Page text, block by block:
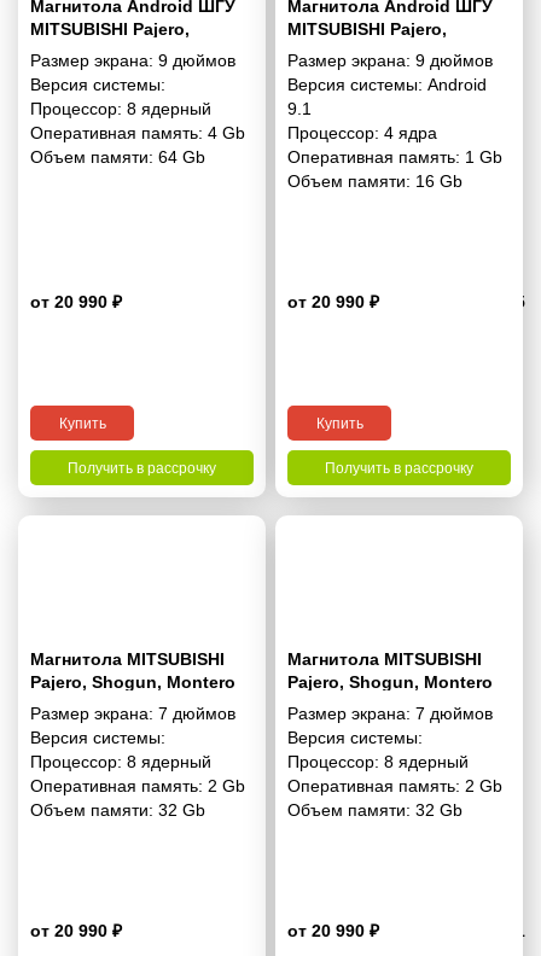
Магнитола Android ШГУ
MITSUBISHI Pajero,
Shogun, Montero 2007+ 9
дюймов - 10.1 4/64 Гб Pro
Размер экрана: 9 дюймов
Версия системы:
Процессор: 8 ядерный
Оперативная память: 4 Gb
Объем памяти: 64 Gb
от 20 990 ₽ 4.5
Купить
Получить в рассрочку
Магнитола Android ШГУ
MITSUBISHI Pajero,
Shogun, Montero 2007+ 9
дюймов - 9.1 1/16 Гб
Simple
Размер экрана: 9 дюймов
Версия системы: Android
9.1
Процессор: 4 ядра
Оперативная память: 1 Gb
Объем памяти: 16 Gb
от 20 990 ₽
Купить
Получить в рассрочку
Магнитола MITSUBISHI
Pajero, Shogun, Montero
2007+ 7 дюймов - 10.1
2/32 Гб Pro
Размер экрана: 7 дюймов
Версия системы:
Процессор: 8 ядерный
Оперативная память: 2 Gb
Объем памяти: 32 Gb
от 20 990 ₽ 4.1
Магнитола MITSUBISHI
Pajero, Shogun, Montero
2007+ 7 дюймов - 10.1
2/32 Гб Simple
Размер экрана: 7 дюймов
Версия системы:
Процессор: 8 ядерный
Оперативная память: 2 Gb
Объем памяти: 32 Gb
от 20 990 ₽